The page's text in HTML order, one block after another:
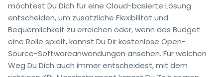
möchtest Du Dich für eine Cloud-basierte Lösung
entscheiden, um zusätzliche Flexibilität und
Bequemlichkeit zu erreichen oder, wenn das Budget
eine Rolle spielt, kannst Du Dir kostenlose Open-
Source-Softwareanwendungen ansehen. Für welchen
Weg Du Dich auch immer entscheidest, mit dem